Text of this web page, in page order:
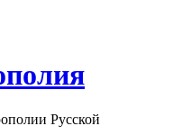
Русской